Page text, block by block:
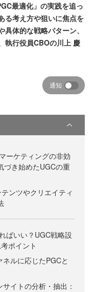
最適化」の実践を追っ
る考え方や狙いに焦点を
体的な戦略パターン、
執行役員CBOの川上 慶
通知
ーケティングの非効
づき始めたUGCの重
ンツやクリエイティ
ばいい？UGC戦略設
ポイント
ネルに応じたPGCと
サイトの分析・抽出：